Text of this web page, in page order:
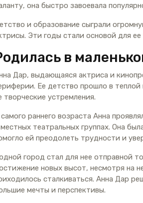
она быстро завоевала
и образование сыграли
Эти годы стали основой для
в
Дар, выдающаяся актриса и
Ее детство прошло в
творческие устремления.
раннего возраста Анна
театральных группах. Она
ей преодолеть трудности и
город стал для нее отправной
новых высот, несмотря на
сталкиваться. Анна Дар
мечты и перспективы.